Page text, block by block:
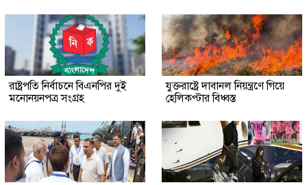
রাষ্ট্রপতি নির্বাচনে বিএনপির দুই
মনোনয়নপত্র সংগ্রহ
যুক্তরাষ্ট্রে দাবানল নিয়ন্ত্রণে গিয়ে
হেলিকপ্টার বিধ্বস্ত